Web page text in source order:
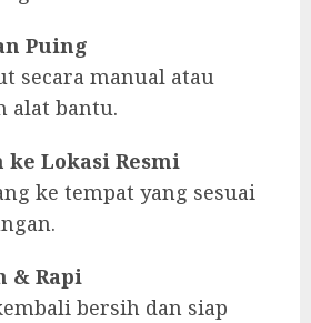
Puing
secara manual atau
alat bantu.
ke Lokasi Resmi
ke tempat yang sesuai
& Rapi
bersih dan siap